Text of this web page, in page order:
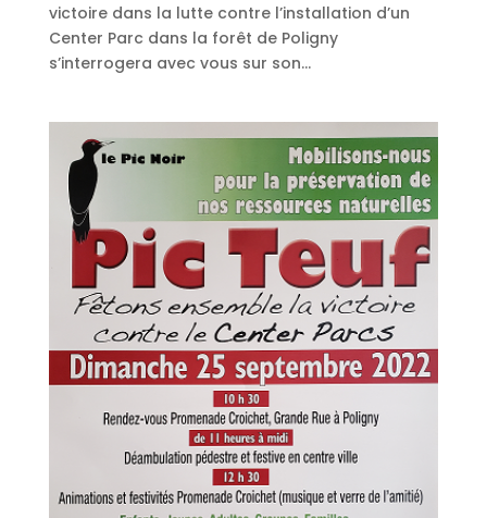
victoire dans la lutte contre l’installation d’un
Center Parc dans la forêt de Poligny
s’interrogera avec vous sur son...